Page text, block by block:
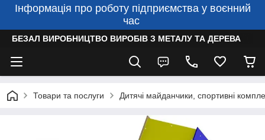
Інформація про роботу підприємства у воєнний
час
БЕЗАЛ ВИРОБНИЦТВО ВИРОБІВ З МЕТАЛУ ТА ДЕРЕВА
Товари та послуги Дитячі майданчики, спортивні